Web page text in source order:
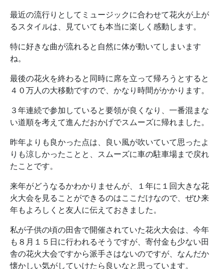
最近の流行りとしてミュージックに合わせて花火が上が
るスタイルは、見ていても本当に楽しく感動します。
特に好きな曲が流れると自然に体が動いてしまいます
ね。
最後の花火を終わると同時に席を立って帰ろうとすると
４０万人の大移動ですので、かなり時間がかかります。
３年連続で参加していると要領が良くなり、一番混まな
い道順を考えて進んだおかげでスムーズに帰れました。
昨年よりも良かった点は、良い風が吹いていて思ったよ
りも涼しかったことと、スムーズに車の駐車場まで戻れ
たことです。
来年がどうなるかわかりませんが、１年に１回大きな花
火大会を見ることができるのはここだけなので、ぜひ来
年もよろしくと友人に伝えておきました。
私が子供の頃の田舎で開催されていた花火大会は、今年
も８月１５日に行われるそうですが、寄付金も少ない田
舎の花火大会ですから派手さはないのですが、なんだか
懐かしい気がしていけたら良いなと思っています。